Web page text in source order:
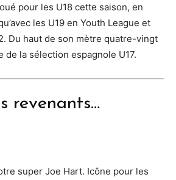
pour les U18 cette saison, en
les U19 en Youth League et
Du haut de son mètre quatre-vingt
de la sélection espagnole U17.
revenants…
super Joe Hart. Icône pour les